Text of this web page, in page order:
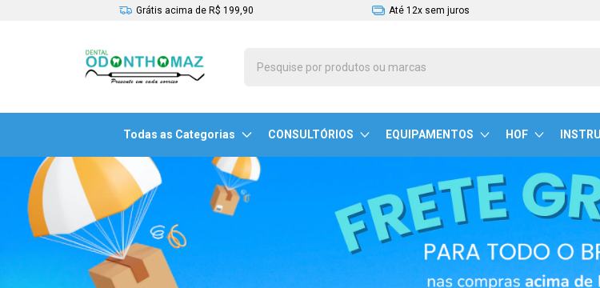
Grátis acima de R$ 199,90 Até 12x sem juros
Todas as Categorias CONSULTÓRIOS EQUIPAMENTOS HOF